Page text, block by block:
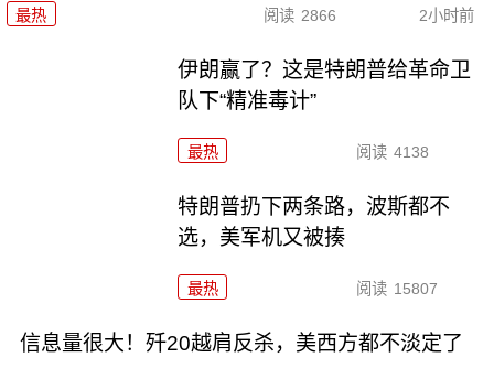
最热 阅读 2866 2小时前
伊朗赢了？这是特朗普给革命卫
队下“精准毒计”
最热 阅读 4138
特朗普扔下两条路，波斯都不
选，美军机又被揍
最热 阅读 15807
信息量很大！歼20越肩反杀，美西方都不淡定了